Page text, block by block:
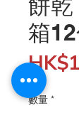
箱
數量 *